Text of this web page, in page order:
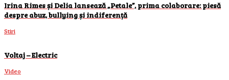
Irina Rimes și Delia lansează „Petale”, prima colaborare: piesă
despre abuz, bullying și indiferență
Stiri
Voltaj – Electric
Video